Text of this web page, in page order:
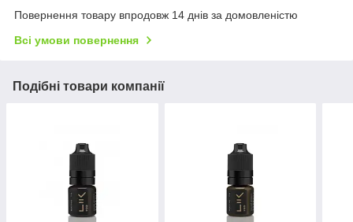
Повернення товару впродовж 14 днів за домовленістю
Всі умови повернення
Подібні товари компанії